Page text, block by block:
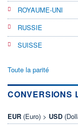
ROYAUME-UNI
RUSSIE
SUISSE
Toute la parité
CONVERSIONS
EUR (Euro) > USD